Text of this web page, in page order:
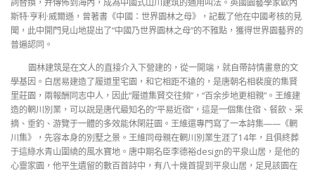
詞替換，并傳佈到海內，成為中國式山川建筑的通用叫法。英國園藝學家歐內
斯特·亨利·威爾遜，曾著書《中國：世界園林之母》，記載了他在中國考核的見
聞，此中開門見山地提出了“中國乃世界園林之母”的不雅點，獲得世界園藝界的
普遍認同。
園林建筑是在文人的直接介入下營建的，從一開端，就自帶詩情畫意的文
學基因。白居易建造了履道里宅園，和它相距不遠的，是唐朝名相裴度的集賢
里莊園，兩報酬同志中人，因此“履道集賢交往頻”，“百余步地更相親”。王維建
造的輞川別業，可以說是唐代最知名的“平易近宿”，這是一個集住宿、餐飲、采
摘、垂釣、游覽于一體的多效能休閑莊園。王維還專門寫了一本詩集——《輞
川集》，先容本身的別墅之景。王維同母親在輞川別業生涯了14年，且俱終葬
于這綠水青山圍繞的風水寶地。唐中期名臣李德裕design的平泉山居，是他的
心靈家園，他平生遺留的數百首詩中，有八十幾首提到平泉山居，足見該園在